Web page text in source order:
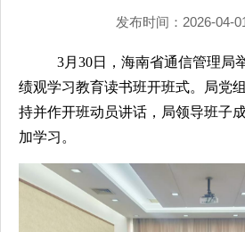
发布时间：2026-04-
3月 30日，海南省通信管理局
绩观学习教育读书班开班式。局党
持并作开班动员讲话 ， 局领导班子
加学习。